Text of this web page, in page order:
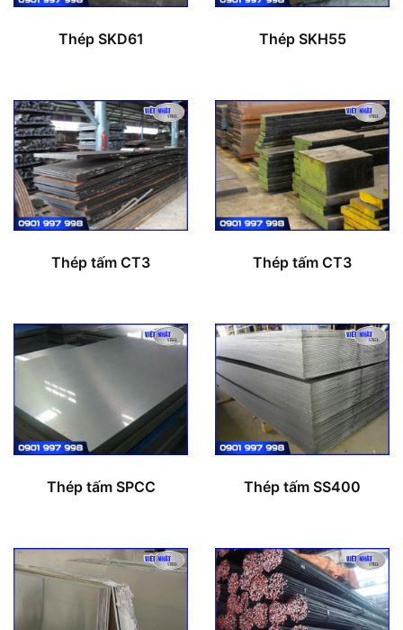
Thép SKD61 Thép SKH55
Thép tấm CT3 Thép tấm CT3
Thép tấm SPCC Thép tấm SS400